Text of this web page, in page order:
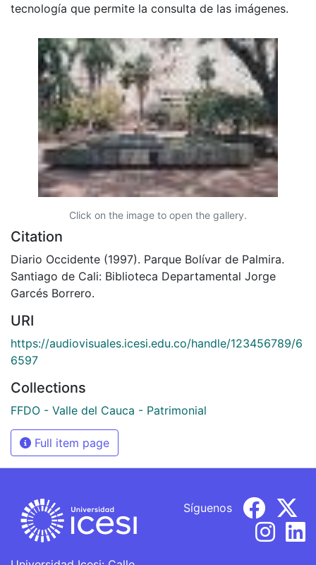
tecnología que permite la consulta de las imágenes.
Click on the image to open the gallery.
Citation
Diario Occidente (1997). Parque Bolívar de Palmira.
Santiago de Cali: Biblioteca Departamental Jorge
Garcés Borrero.
URI
https://audiovisuales.icesi.edu.co/handle/123456789/6
6597
Collections
FFDO - Valle del Cauca - Patrimonial
Full item page
Síguenos